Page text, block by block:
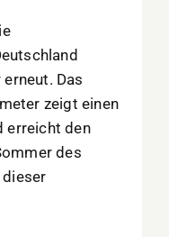
Das
zeigt einen
erreicht den
des
dieser